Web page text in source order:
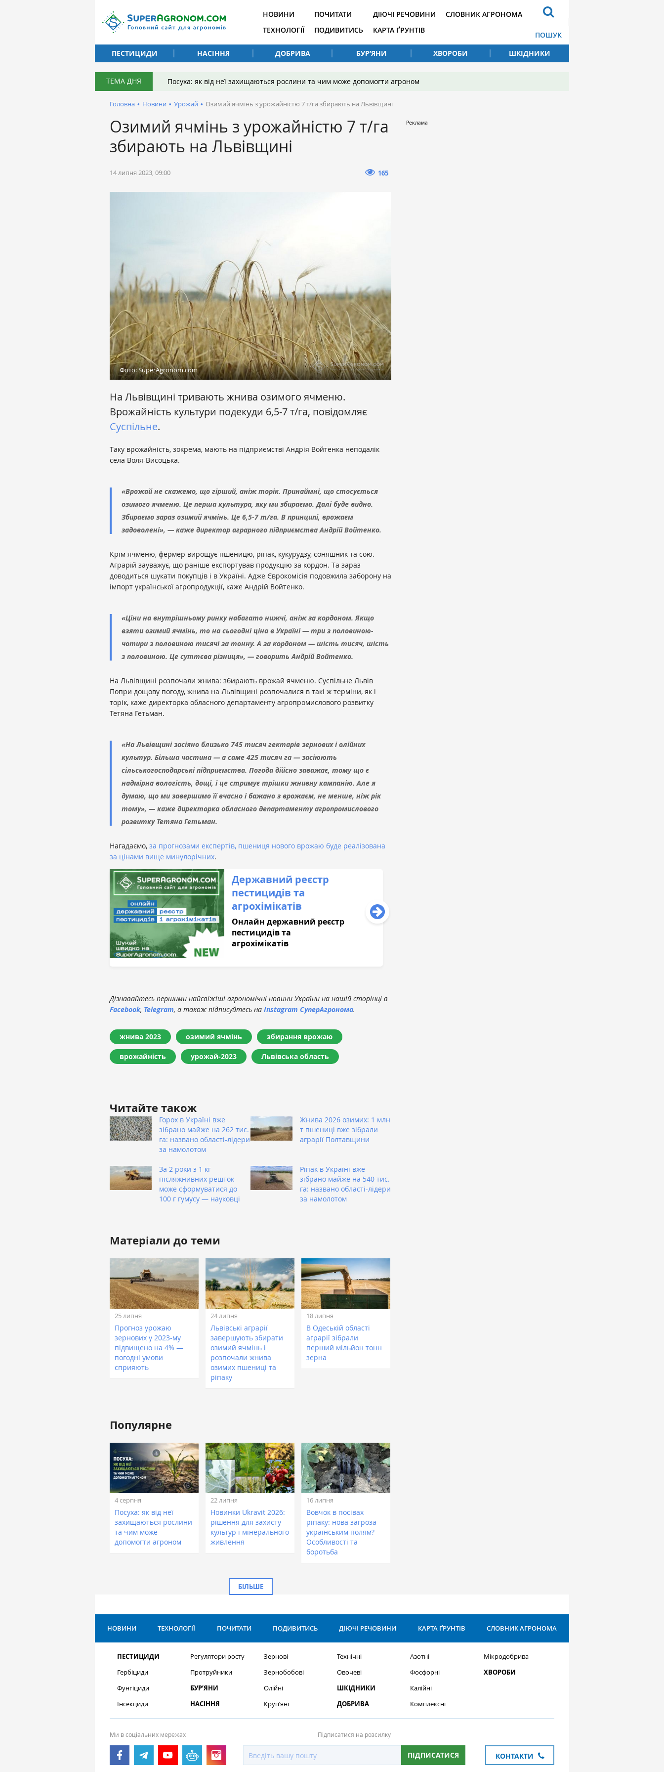
НОВИНИ
ТЕХНОЛОГІЇ
ПОЧИТАТИ
ПОДИВИТИСЬ
ДІЮЧІ РЕЧОВИНИ
КАРТА ҐРУНТІВ
СЛОВНИК АГРОНОМА
ПОШУК
ПЕСТИЦИДИ
НАСІННЯ ДОБРИВА БУР’ЯНИ ХВОРОБИ ШКІДНИКИ
ТЕМА ДНЯ Посуха: як від неї захищаються рослини та чим може допомогти агроном
Головна • Новини • Урожай • Озимий ячмінь з урожайністю 7 т/га збирають на Львівщині
Озимий ячмінь з урожайністю 7 т/га
збирають на Львівщині
14 липня 2023, 09:00 165
Фото: SuperAgronom.com
На Львівщині тривають жнива озимого ячменю.
Врожайність культури подекуди 6,5-7 т/га, повідомляє
Суспільне.
Таку врожайність, зокрема, мають на підприємстві Андрія Войтенка неподалік
села Воля-Висоцька.
«Врожай не скажемо, що гірший, аніж торік. Принаймні, що стосується
озимого ячменю. Це перша культура, яку ми збираємо. Далі буде видно.
Збираємо зараз озимий ячмінь. Це 6,5-7 т/га. В принципі, врожаєм
задоволені», — каже директор аграрного підприємства Андрій Войтенко.
Крім ячменю, фермер вирощує пшеницю, ріпак, кукурудзу, соняшник та сою.
Аграрій зауважує, що раніше експортував продукцію за кордон. Та зараз
доводиться шукати покупців і в Україні. Адже Єврокомісія подовжила заборону на
імпорт української агропродукції, каже Андрій Войтенко.
«Ціни на внутрішньому ринку набагато нижчі, аніж за кордоном. Якщо
взяти озимий ячмінь, то на сьогодні ціна в Україні — три з половиною-
чотири з половиною тисячі за тонну. А за кордоном — шість тисяч, шість
з половиною. Це суттєва різниця», — говорить Андрій Войтенко.
На Львівщині розпочали жнива: збирають врожай ячменю. Суспільне Львів
Попри дощову погоду, жнива на Львівщині розпочалися в такі ж терміни, як і
торік, каже директорка обласного департаменту агропромислового розвитку
Тетяна Гетьман.
«На Львівщині засіяно близько 745 тисяч гектарів зернових і олійних
культур. Більша частина — а саме 425 тисяч га — засіюють
сільськогосподарські підприємства. Погода дійсно заважає, тому що є
надмірна вологість, дощі, і це стримує трішки жнивну кампанію. Але я
думаю, що ми завершимо її вчасно і бажано з врожаєм, не менше, ніж рік
тому», — каже директорка обласного департаменту агропромислового
розвитку Тетяна Гетьман.
Нагадаємо, за прогнозами експертів, пшениця нового врожаю буде реалізована
за цінами вище минулорічних.
Державний реєстр
пестицидів та
агрохімікатів
Онлайн державний реєстр
пестицидів та
агрохімікатів
Дізнавайтесь першими найсвіжіші агрономічні новини України на нашій сторінці в
Facebook, Telegram, а також підписуйтесь на Instagram СуперАгронома.
жнива 2023 озимий ячмінь збирання врожаю
врожайність урожай-2023 Львівська область
Читайте також
Горох в Україні вже
зібрано майже на 262 тис.
га: названо області-лідери
за намолотом
Жнива 2026 озимих: 1 млн
т пшениці вже зібрали
аграрії Полтавщини
За 2 роки з 1 кг
післяжнивних решток
може сформуватися до
100 г гумусу — науковці
Ріпак в Україні вже
зібрано майже на 540 тис.
га: названо області-лідери
за намолотом
Матеріали до теми
25 липня
Прогноз урожаю
зернових у 2023-му
підвищено на 4% —
погодні умови
сприяють
24 липня
Львівські аграрії
завершують збирати
озимий ячмінь і
розпочали жнива
озимих пшениці та
ріпаку
18 липня
В Одеській області
аграрії зібрали
перший мільйон тонн
зерна
Популярне
4 серпня
Посуха: як від неї
захищаються рослини
та чим може
допомогти агроном
22 липня
Новинки Ukravit 2026:
рішення для захисту
культур і мінерального
живлення
16 липня
Вовчок в посівах
ріпаку: нова загроза
українським полям?
Особливості та
боротьба
БІЛЬШЕ
НОВИНИ ТЕХНОЛОГІЇ ПОЧИТАТИ ПОДИВИТИСЬ ДІЮЧІ РЕЧОВИНИ КАРТА ҐРУНТІВ СЛОВНИК АГРОНОМА
ПЕСТИЦИДИ
Гербіциди
Фунгіциди
Інсекциди
Регулятори росту
Протруйники
БУР’ЯНИ
НАСІННЯ
Зернові
Зернобобові
Олійні
Круп’яні
Технічні
Овочеві
ШКІДНИКИ
ДОБРИВА
Азотні
Фосфорні
Калійні
Комплексні
Мікродобрива
ХВОРОБИ
Ми в соціальних мережах Підписатися на розсилку
ПІДПИСАТИСЯ КОНТАКТИ